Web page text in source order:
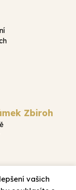
Zbiroh
vašich